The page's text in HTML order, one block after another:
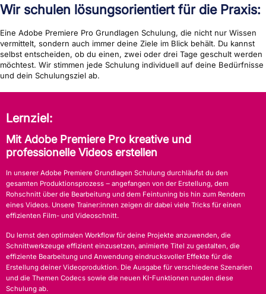
Wir schulen lösungsorientiert für die Praxis:
Eine Adobe Premiere Pro Grundlagen Schulung, die nicht nur Wissen
vermittelt, sondern auch immer deine Ziele im Blick behält. Du kannst
selbst entscheiden, ob du einen, zwei oder drei Tage geschult werden
möchtest. Wir stimmen jede Schulung individuell auf deine Bedürfnisse
und dein Schulungsziel ab.
Lernziel:
Mit Adobe Premiere Pro kreative und
professionelle Videos erstellen
In unserer Adobe Premiere Grundlagen Schulung durchläufst du den
gesamten Produktionsprozess ‒ angefangen von der Erstellung, dem
Rohschnitt über die Bearbeitung und dem Feintuning bis hin zum Rendern
eines Videos. Unsere Trainer:innen zeigen dir dabei viele Tricks für einen
effizienten Film- und Videoschnitt.
Du lernst den optimalen Workflow für deine Projekte anzuwenden, die
Schnittwerkzeuge effizient einzusetzen, animierte Titel zu gestalten, die
effiziente Bearbeitung und Anwendung eindrucksvoller Effekte für die
Erstellung deiner Videoproduktion. Die Ausgabe für verschiedene Szenarien
und die Themen Codecs sowie die neuen KI-Funktionen runden diese
Schulung ab.